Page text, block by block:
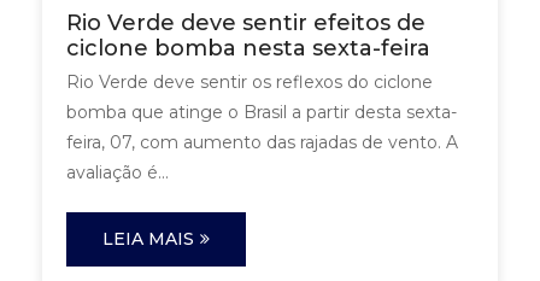
Rio Verde deve sentir efeitos de
ciclone bomba nesta sexta-feira
Rio Verde deve sentir os reflexos do ciclone
bomba que atinge o Brasil a partir desta sexta-
feira, 07, com aumento das rajadas de vento. A
avaliação é...
LEIA MAIS